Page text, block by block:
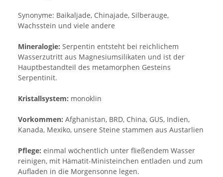
Synonyme: Baikaljade, Chinajade, Silberauge,
Wachsstein und viele andere
Mineralogie: Serpentin entsteht bei reichlichem
Wasserzutritt aus Magnesiumsilikaten und ist der
Hauptbestandteil des metamorphen Gesteins
Serpentinit.
Kristallsystem: monoklin
Vorkommen: Afghanistan, BRD, China, GUS, Indien,
Kanada, Mexiko, unsere Steine stammen aus Austarlien
Pflege: einmal wöchentlich unter fließendem Wasser
reinigen, mit Hämatit-Ministeinchen entladen und zum
Aufladen in die Morgensonne legen.